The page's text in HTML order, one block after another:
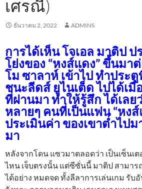
เศรณี)
ธันวาคม 2, 2022 ADMINS
การได้เห็น โจเอล มาติป ป
โย่งของ “หงส์แดง” ขึ้นมา
โม ซาลาห์ เข้าไป ทำประตู
ชนะลีดส์ ยูไนเต็ด ไปได้เมื่
ที่ผ่านมา ทำให้รู้สึก ได้เลย
หลายๆ คนที่เป็นแฟน “หงส์
ประเมินค่า ของเขาต่ำไป
มา
หลังจากโดน แซวมาตลอดว่า เป็นเซ็นเต
ไหน เจ็บตรงนั้น แต่ซีซั่นนี้ มาติป สามาร
ได้อย่าง หมดจด ทั้งลีลาการเล่นเกม รับ